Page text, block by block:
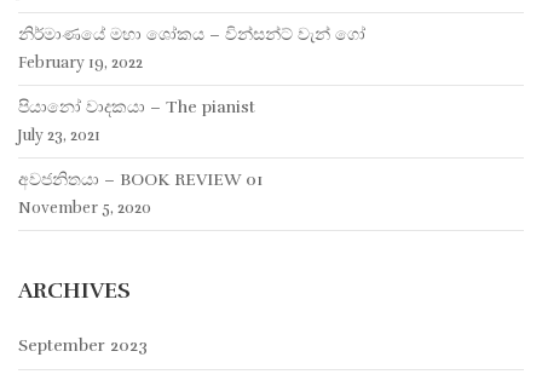
නිර්මාණයේ මහා ශෝකය – වින්සන්ට් වැන් ගෝ
February 19, 2022
පියානෝ වාදකයා – The pianist
July 23, 2021
අවජනිතයා – BOOK REVIEW 01
November 5, 2020
ARCHIVES
September 2023